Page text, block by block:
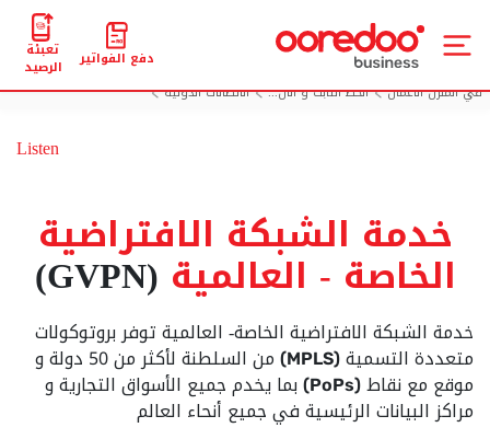
دفع الفواتير تعبئة
الرصيد
في المنزل الأعمال
الخط الثابت و الان...
الاتصالات الدولية
Listen
خدمة الشبكة الافتراضية
الخاصة - العالمية (GVPN)
خدمة الشبكة الافتراضية الخاصة- العالمية توفر بروتوكولات
متعددة التسمية (MPLS) من السلطنة لأكثر من 50 دولة و
موقع مع نقاط (PoPs) بما يخدم جميع الأسواق التجارية و
مراكز البيانات الرئيسية في جميع أنحاء العالم